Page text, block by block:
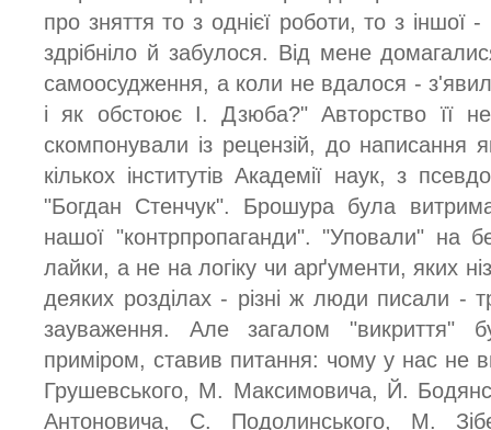
про зняття то з однієї роботи, то з іншої
здрібніло й забулося. Від мене
самоосудження, а коли не вдалося -
і як обстоює І. Дзюба?" Авторство її
скомпонували із рецензій, до написання
кількох інститутів Академії наук, з
"Богдан Стенчук". Брошура була
нашої "контрпропаганди". "Уповали" на
лайки, а не на логіку чи арґументи, яких
деяких розділах - різні ж люди писали -
зауваження. Але загалом "викриття"
приміром, ставив питання: чому у нас
Грушевського, М. Максимовича, Й.
Антоновича, С. Подолинського, М.